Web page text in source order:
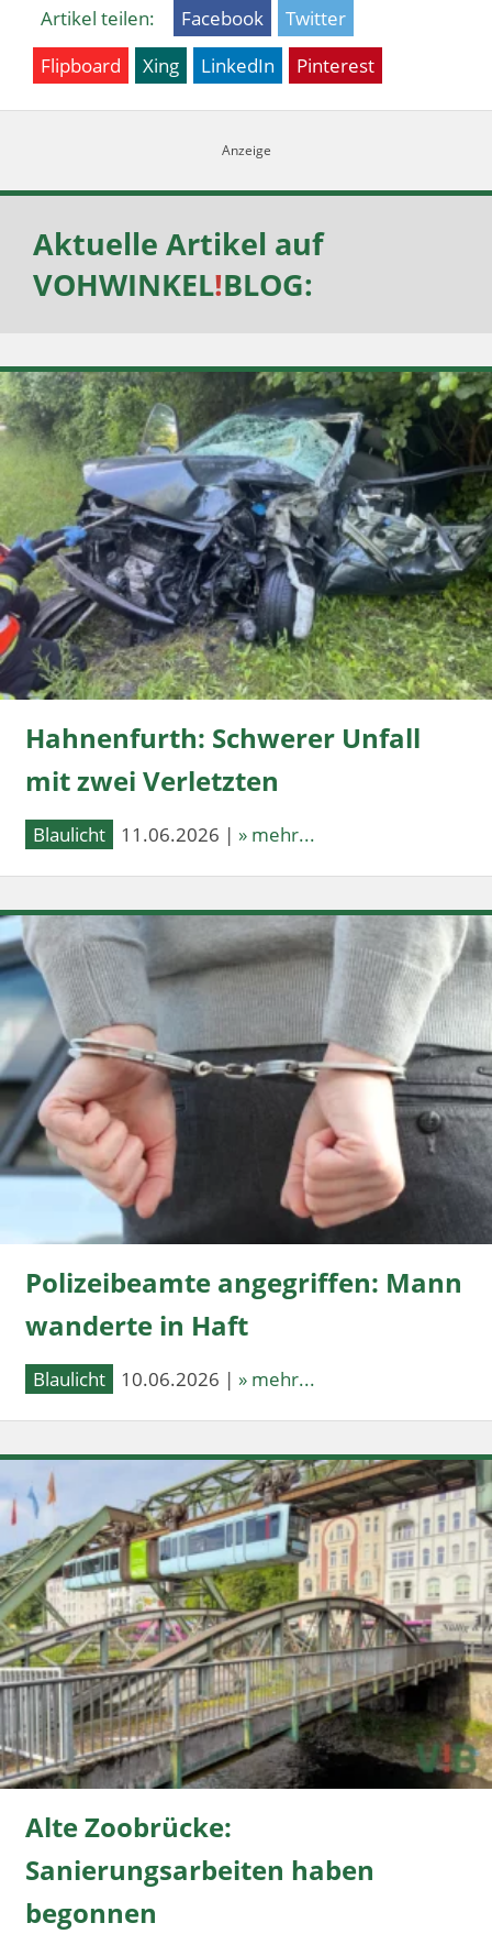
Artikel teilen: Facebook
Twitter
Flipboard
Xing LinkedIn Pinterest
Aktuelle Artikel auf
VOHWINKEL!BLOG:
Hahnenfurth: Schwerer Unfall
mit zwei Verletzten
Blaulicht 11.06.2026 | » mehr...
Polizeibeamte angegriffen: Mann
wanderte in Haft
Blaulicht 10.06.2026 | » mehr...
Alte Zoobrücke:
Sanierungsarbeiten haben
begonnen